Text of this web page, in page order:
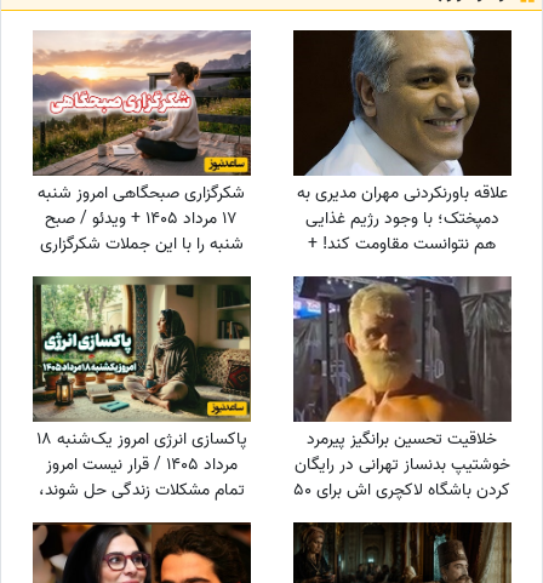
علاقه باورنکردنی مهران مدیری به
دمپختک؛ با وجود رژیم غذایی
هم نتوانست مقاومت کند! +
ویدئو
شکرگزاری صبحگاهی امروز شنبه
17 مرداد 1405 + ویدئو / صبح
شنبه را با این جملات شکرگزاری
آغاز کن؛ شاید امروز بهترین خبر
در انتظارت باشد
خلاقیت تحسین برانگیز پیرمرد
خوشتیپ بدنساز تهرانی در رایگان
کردن باشگاه لاکچری اش برای 50
سال به بالا حماسه آفرید +فیلم/
عجب استایلی داری آقا محتشم
خودت یک پا هادی چوپان هستی
پاکسازی انرژی امروز یک‌شنبه 18
مرداد 1405 / قرار نیست امروز
تمام مشکلات زندگی حل شوند،
کافی است یک قدم برای آرام‌تر
شدن برداری